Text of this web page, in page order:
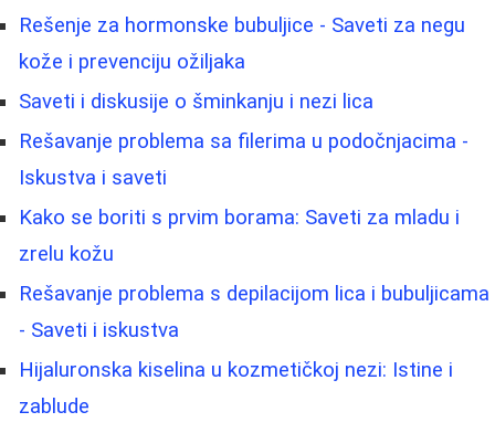
Rešenje za hormonske bubuljice - Saveti za negu
kože i prevenciju ožiljaka
Saveti i diskusije o šminkanju i nezi lica
Rešavanje problema sa filerima u podočnjacima -
Iskustva i saveti
Kako se boriti s prvim borama: Saveti za mladu i
zrelu kožu
Rešavanje problema s depilacijom lica i bubuljicama
- Saveti i iskustva
Hijaluronska kiselina u kozmetičkoj nezi: Istine i
zablude